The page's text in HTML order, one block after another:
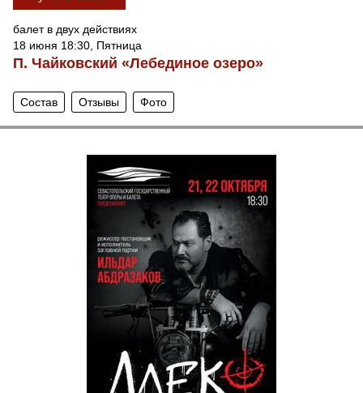
балет в двух действиях
18 июня 18:30, Пятница
П. Чайковский «Лебединое озеро»
Состав Отзывы Фото